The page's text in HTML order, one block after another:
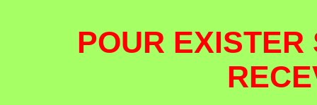
POUR EXISTER